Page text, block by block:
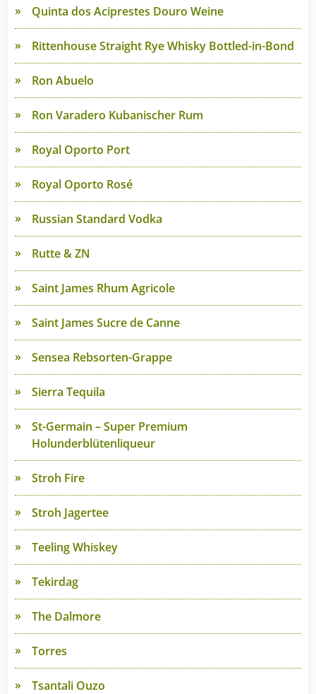
Quinta dos Aciprestes Douro Weine
Rittenhouse Straight Rye Whisky Bottled-in-Bond
Ron Abuelo
Ron Varadero Kubanischer Rum
Royal Oporto Port
Royal Oporto Rosé
Russian Standard Vodka
Rutte & ZN
Saint James Rhum Agricole
Saint James Sucre de Canne
Sensea Rebsorten-Grappe
Sierra Tequila
St-Germain – Super Premium
Holunderblütenliqueur
Stroh Fire
Stroh Jagertee
Teeling Whiskey
Tekirdag
The Dalmore
Torres
Tsantali Ouzo